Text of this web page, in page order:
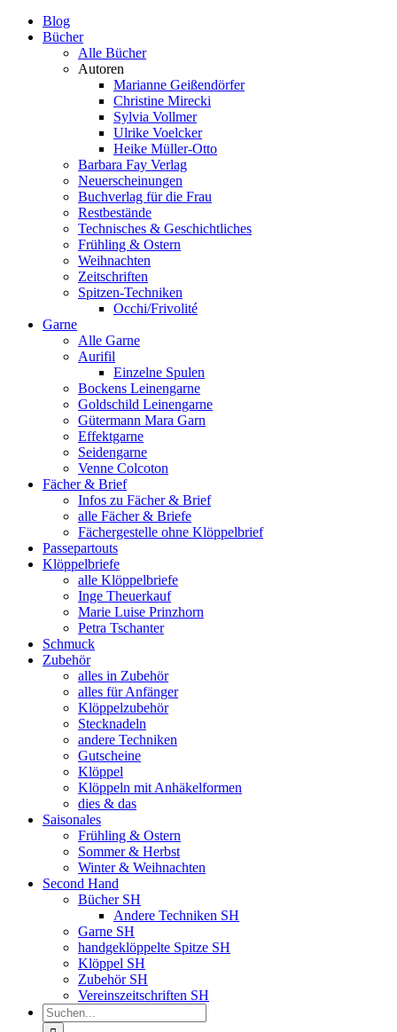
Blog
Bücher
Alle Bücher
Autoren
Marianne Geißendörfer
Christine Mirecki
Sylvia Vollmer
Ulrike Voelcker
Heike Müller-Otto
Barbara Fay Verlag
Neuerscheinungen
Buchverlag für die Frau
Restbestände
Technisches & Geschichtliches
Frühling & Ostern
Weihnachten
Zeitschriften
Spitzen-Techniken
Occhi/Frivolité
Garne
Alle Garne
Aurifil
Einzelne Spulen
Bockens Leinengarne
Goldschild Leinengarne
Gütermann Mara Garn
Effektgarne
Seidengarne
Venne Colcoton
Fächer & Brief
Infos zu Fächer & Brief
alle Fächer & Briefe
Fächergestelle ohne Klöppelbrief
Passepartouts
Klöppelbriefe
alle Klöppelbriefe
Inge Theuerkauf
Marie Luise Prinzhorn
Petra Tschanter
Schmuck
Zubehör
alles in Zubehör
alles für Anfänger
Klöppelzubehör
Stecknadeln
andere Techniken
Gutscheine
Klöppel
Klöppeln mit Anhäkelformen
dies & das
Saisonales
Frühling & Ostern
Sommer & Herbst
Winter & Weihnachten
Second Hand
Bücher SH
Andere Techniken SH
Garne SH
handgeklöppelte Spitze SH
Klöppel SH
Zubehör SH
Vereinszeitschriften SH
Suche
nach: